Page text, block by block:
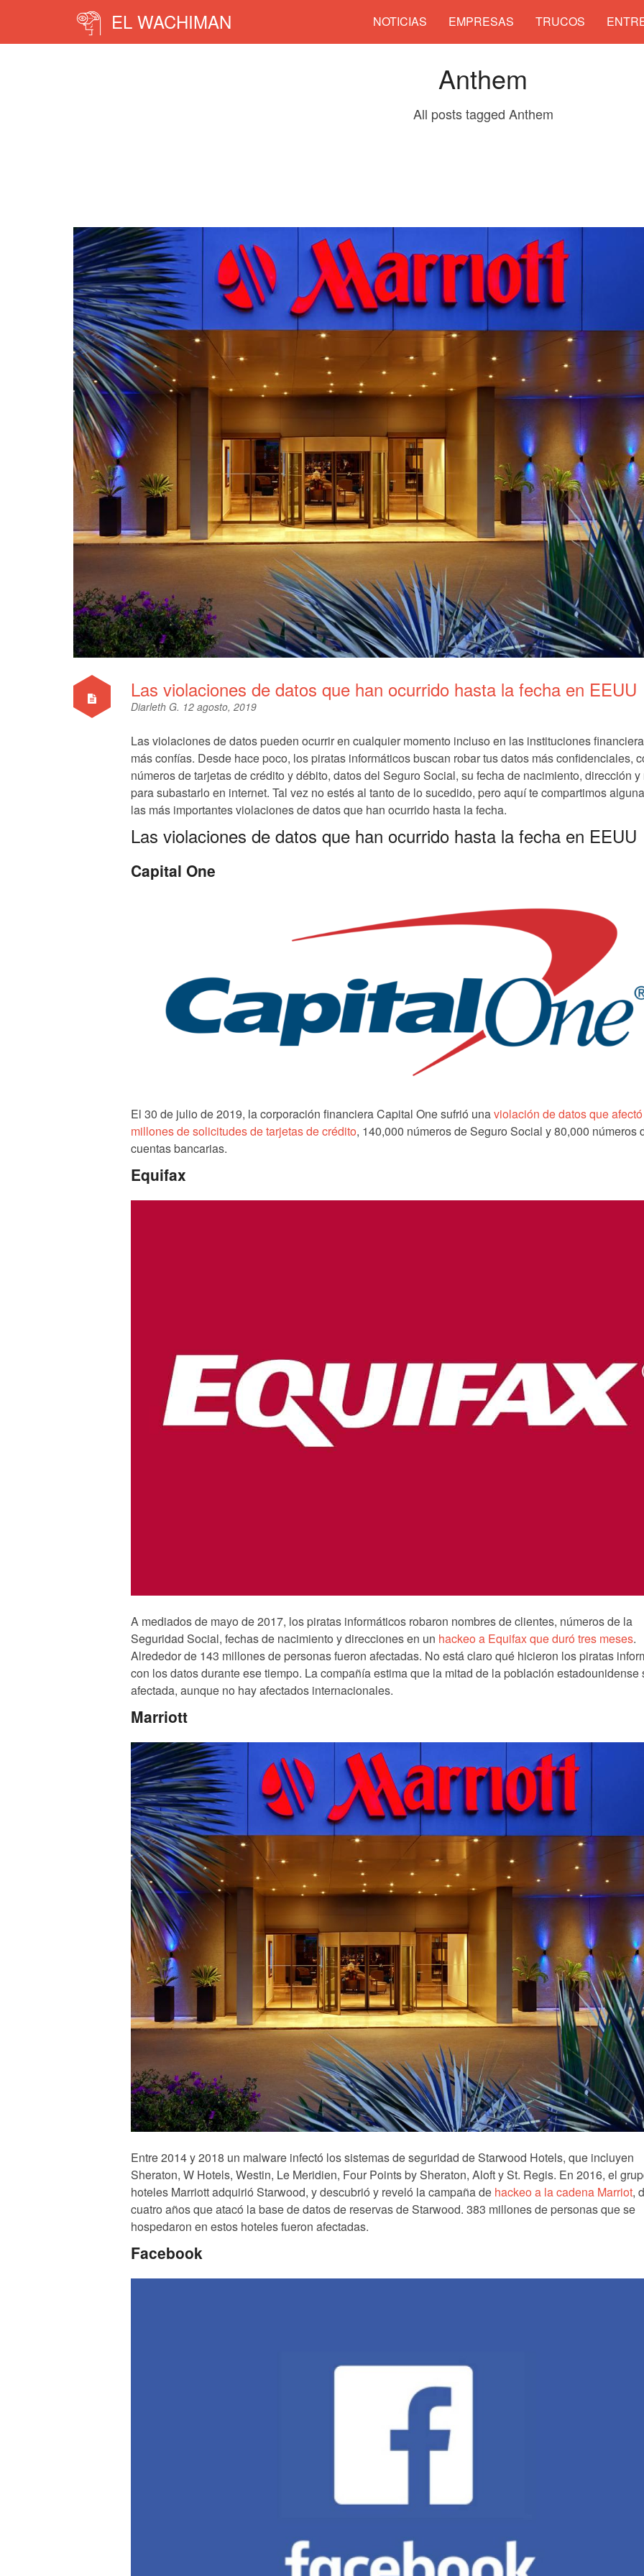
EL WACHIMAN NOTICIAS EMPRESAS TRUCOS
Anthem
All posts tagged Anthem
Las violaciones de datos que han ocurrido hasta la fecha en EEUU
Diarleth G. 12 agosto, 2019
Las violaciones de datos pueden ocurrir en cualquier momento incluso en las instituciones
más confías. Desde hace poco, los piratas informáticos buscan robar tus datos más confidenciales,
números de tarjetas de crédito y débito, datos del Seguro Social, su fecha de nacimiento, dirección y
para subastarlo en internet. Tal vez no estés al tanto de lo sucedido, pero aquí te compartimos
las más importantes violaciones de datos que han ocurrido hasta la fecha.
Las violaciones de datos que han ocurrido hasta la fecha en EEUU
Capital One
El 30 de julio de 2019, la corporación financiera Capital One sufrió unaviolación de datos que
millones de solicitudes de tarjetas de crédito, 140,000 números de Seguro Social y 80,000 números
cuentas bancarias.
Equifax
A mediados de mayo de 2017, los piratas informáticos robaron nombres de clientes, números de la
Seguridad Social, fechas de nacimiento y direcciones en un hackeo a Equifax que duró tres meses.
Alrededor de 143 millones de personas fueron afectadas. No está claro qué hicieron los piratas
con los datos durante ese tiempo. La compañía estima que la mitad de la población estadounidense
afectada, aunque no hay afectados internacionales.
Marriott
Entre 2014 y 2018 un malware infectó los sistemas de seguridad de Starwood Hotels, que incluyen
Sheraton, W Hotels, Westin, Le Meridien, Four Points by Sheraton, Aloft y St. Regis. En 2016, el
hoteles Marriott adquirió Starwood, y descubrió y reveló la campaña de hackeo a la cadena Marriot,
cuatro años que atacó la base de datos de reservas de Starwood. 383 millones de personas que se
hospedaron en estos hoteles fueron afectadas.
Facebook